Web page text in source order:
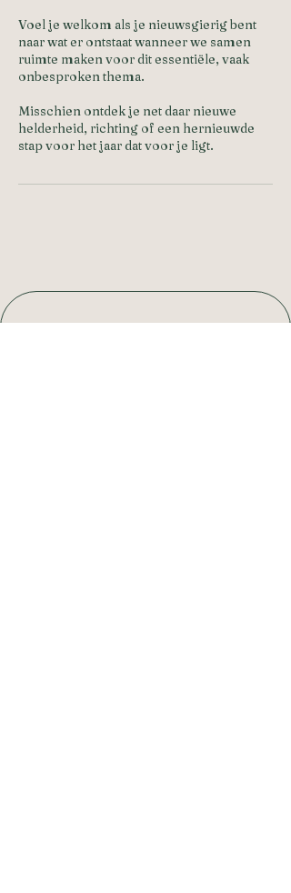
Voel je welkom als je nieuwsgierig bent
naar wat er ontstaat wanneer we samen
ruimte maken voor dit essentiële, vaak
onbesproken thema.
Misschien ontdek je net daar nieuwe
helderheid, richting of een hernieuwde
stap voor het jaar dat voor je ligt.